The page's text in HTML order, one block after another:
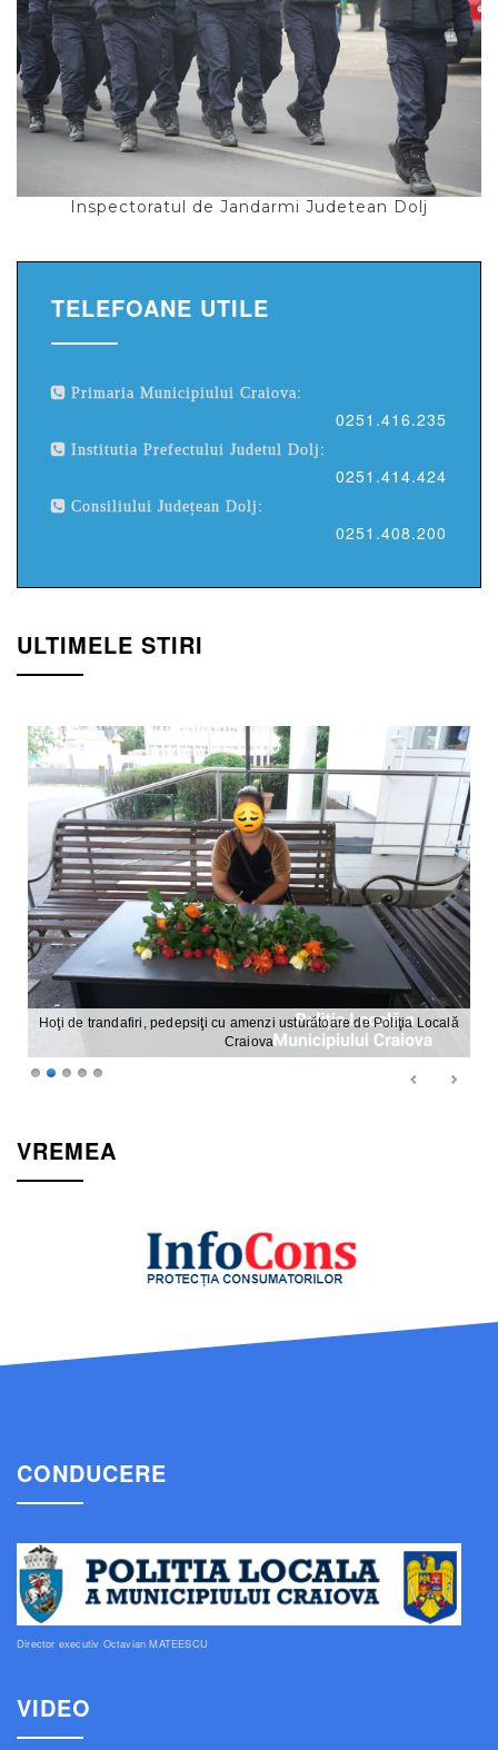
Inspectoratul de Jandarmi Judetean Dolj
TELEFOANE UTILE
Primaria Municipiului Craiova:
0251.416.235
Institutia Prefectului Judetul Dolj:
0251.414.424
Consiliului Județean Dolj:
0251.408.200
ULTIMELE STIRI
POLIȚIA LOCALĂ A MUNICIPIULUI CRAIOVA VĂ UREAZĂ
VREMEA
CONDUCERE
Director executiv Octavian MATEESCU
VIDEO